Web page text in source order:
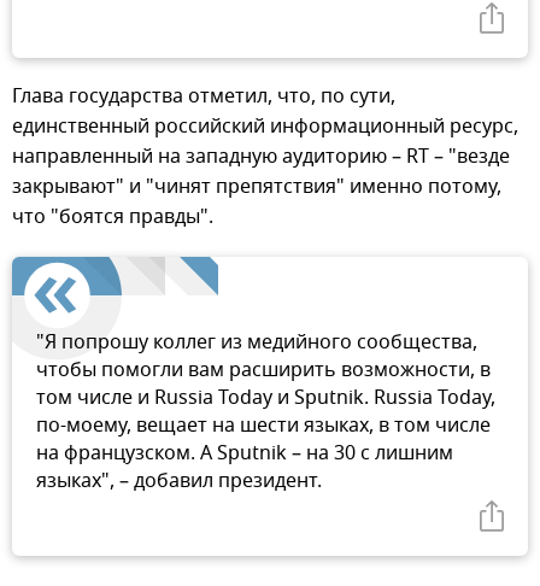
Глава государства отметил, что, по сути,
единственный российский информационный ресурс,
направленный на западную аудиторию – RT – "везде
закрывают" и "чинят препятствия" именно потому,
что "боятся правды".
"Я попрошу коллег из медийного сообщества,
чтобы помогли вам расширить возможности, в
том числе и Russia Today и Sputnik. Russia Today,
по-моему, вещает на шести языках, в том числе
на французском. А Sputnik – на 30 с лишним
языках", – добавил президент.